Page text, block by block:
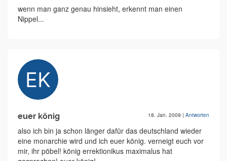
wenn man ganz genau hinsieht, erkennt man einen
Nippel...
euer könig 18. Jan. 2009 | Antworten
also ich bin ja schon länger dafür das deutschland wieder
eine monarchie wird und ich euer könig. verneigt euch vor
mir, ihr pöbel! könig errektionikus maximalus hat